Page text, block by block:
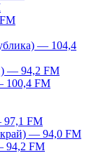
— 104,4
— 94,2 FM
100,4 FM
97,1 FM
край) — 94,0 FM
94,2 FM